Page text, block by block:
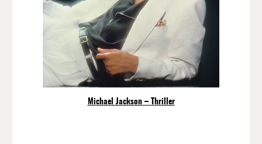
Michael Jackson – Thriller